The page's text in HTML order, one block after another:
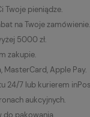
pieniądze.
na Twoje zamówienie.
5000 zł.
zakupie.
MasterCard, Apple Pay.
24/7 lub kurierem
aukcyjnych.